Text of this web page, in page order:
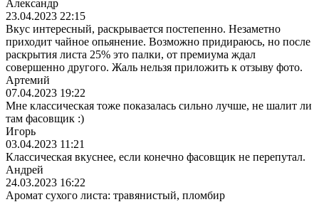
Александр
23.04.2023 22:15
Вкус интересный, раскрывается постепенно. Незаметно
приходит чайное опьянение. Возможно придираюсь, но после
раскрытия листа 25% это палки, от премиума ждал
совершенно другого. Жаль нельзя приложить к отзыву фото.
Артемий
07.04.2023 19:22
Мне классическая тоже показалась сильно лучше, не шалит ли
там фасовщик :)
Игорь
03.04.2023 11:21
Классическая вкуснее, если конечно фасовщик не перепутал.
Андрей
24.03.2023 16:22
Аромат сухого листа: травянистый, пломбир